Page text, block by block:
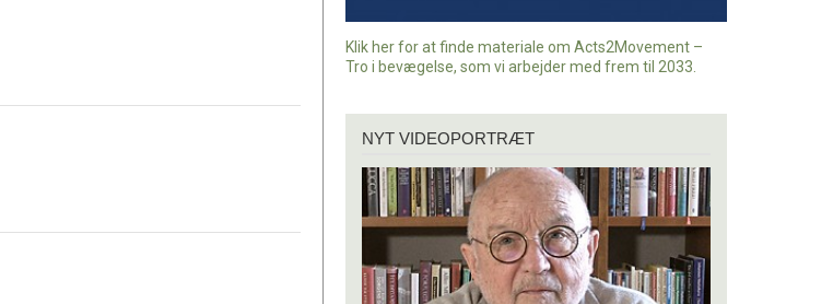
Klik her for at finde materiale om Acts2Movement –
Tro i bevægelse, som vi arbejder med frem til 2033.
videoportræt
NYT VIDEOPORTRÆT